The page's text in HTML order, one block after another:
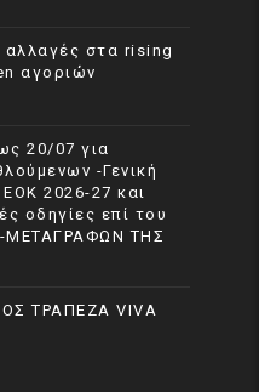
αλλαγές στα rising
αγοριών
20/07 για
-Γενική
2026-27 και
οδηγίες επί του
ΤΗΣ
ΤΡΑΠΕΖΑ VIVA